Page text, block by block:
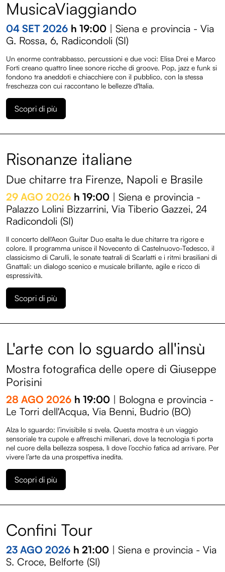
Programma
Entroterre Experience
Biglietteria
Convenzioni
Sostienici
Diventa volontario
Edizioni
Entroterre Festival 2025
MusicaViaggiando
04 SET 2026 h 19:00 | Siena e provincia - Via
G. Rossa, 6, Radicondoli (SI)
Un enorme contrabbasso, percussioni e due voci: Elisa Drei e Marco
Forti creano quattro linee sonore ricche di groove. Pop, jazz e funk si
fondono tra aneddoti e chiacchiere con il pubblico, con la stessa
freschezza con cui raccontano le bellezze d'Italia.
Scopri di più
Risonanze italiane
Due chitarre tra Firenze, Napoli e Brasile
29 AGO 2026 h 19:00 | Siena e provincia -
Palazzo Lolini Bizzarrini, Via Tiberio Gazzei, 24
Radicondoli (SI)
Il concerto dell'Aeon Guitar Duo esalta le due chitarre tra rigore e
colore. Il programma unisce il Novecento di Castelnuovo-Tedesco, il
classicismo di Carulli, le sonate teatrali di Scarlatti e i ritmi brasiliani di
Gnattali: un dialogo scenico e musicale brillante, agile e ricco di
espressività.
Scopri di più
L'arte con lo sguardo all'insù
Mostra fotografica delle opere di Giuseppe
Porisini
28 AGO 2026 h 19:00 | Bologna e provincia -
Le Torri dell'Acqua, Via Benni, Budrio (BO)
Alza lo sguardo: l’invisibile si svela. Questa mostra è un viaggio
sensoriale tra cupole e affreschi millenari, dove la tecnologia ti porta
nel cuore della bellezza sospesa, lì dove l’occhio fatica ad arrivare. Per
vivere l’arte da una prospettiva inedita.
Scopri di più
Confini Tour
23 AGO 2026 h 21:00 | Siena e provincia - Via
S. Croce, Belforte (SI)